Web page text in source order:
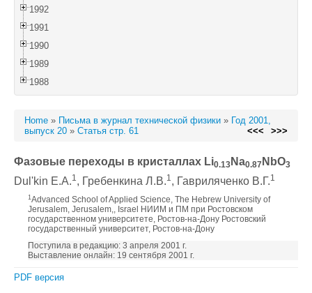
1992
1991
1990
1989
1988
Home » Письма в журнал технической физики » Год 2001,
выпуск 20 » Статья стр. 61 <<< >>>
Фазовые переходы в кристаллах Li0.13 Na0.87 NbO3
Dul'kin E.A.1, Гребенкина Л.В.1, Гавриляченко В.Г.1
1 Advanced School of Applied Science, The Hebrew University of
Jerusalem, Jerusalem,, Israel НИИМ и ПМ при Ростовском
государственном университете, Ростов-на-Дону Ростовский
государственный университет, Ростов-на-Дону
Поступила в редакцию: 3 апреля 2001 г.
Выставление онлайн: 19 сентября 2001 г.
PDF версия